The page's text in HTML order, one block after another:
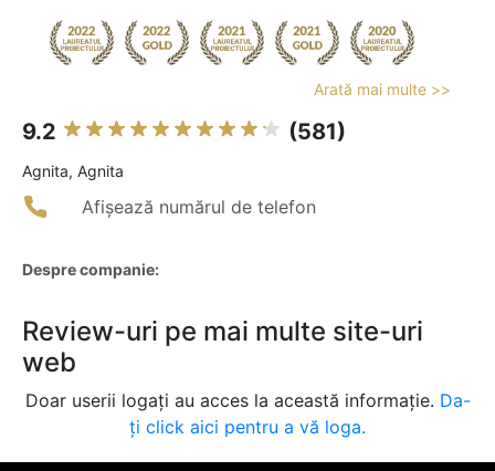
Arată mai multe >>
9.2 (581)
Agnita, Agnita
Afișează numărul de telefon
Despre companie:
Review-uri pe mai multe site-uri
web
Doar userii logați au acces la această informație. Da-
ți click aici pentru a vă loga.